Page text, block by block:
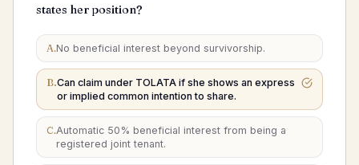
states her position?
A.No beneficial interest beyond survivorship.
B.Can claim under TOLATA if she shows an express
or implied common intention to share.
C.Automatic 50% beneficial interest from being a
registered joint tenant.